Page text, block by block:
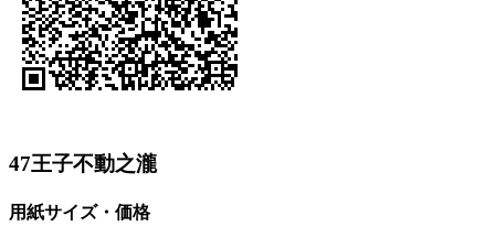
47王子不動之瀧
用紙サイズ・価格